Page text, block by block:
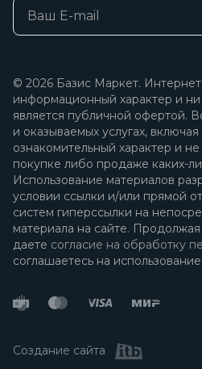
© 2026 Базис Маркет.
информационный характер и ни
является публичной офертой.
и оказываемых услугах,
ознакомительный характер и
покупке либо продаже каких-
Использование материалов
условии ссылки и/или прямой
систем гиперссылки на
материала на сайте. Продолжая
даете согласие на обработку
соглашаетесь на
Создание сайта